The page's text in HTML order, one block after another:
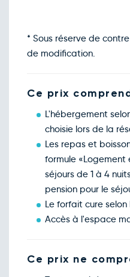
* Sous réserve de
de modification.
Ce prix
L'hébergement
choisie lors de la
Les repas et
formule
séjours de 1 à 4
pension pour le
Le forfait cure
Accès à l'espace
Ce prix ne